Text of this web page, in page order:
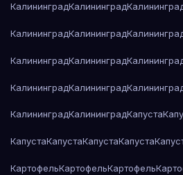
КалининградКалининград
КалининградКалининград
КалининградКалининград
КалининградКалининград
КалининградКалининградКапуста
КапустаКапустаКапустаКапуста
КартофельКартофельКартофель